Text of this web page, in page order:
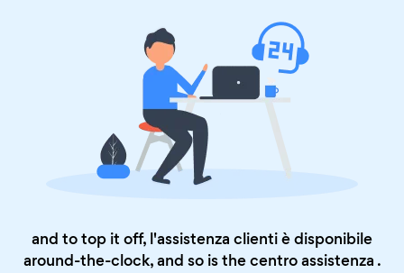
and to top it off, l'assistenza clienti è disponibile
around-the-clock, and so is thecentro assistenza .